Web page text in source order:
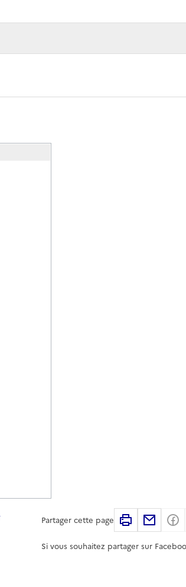
Partager cette page Imprimer
Si vous souhaitez partager sur